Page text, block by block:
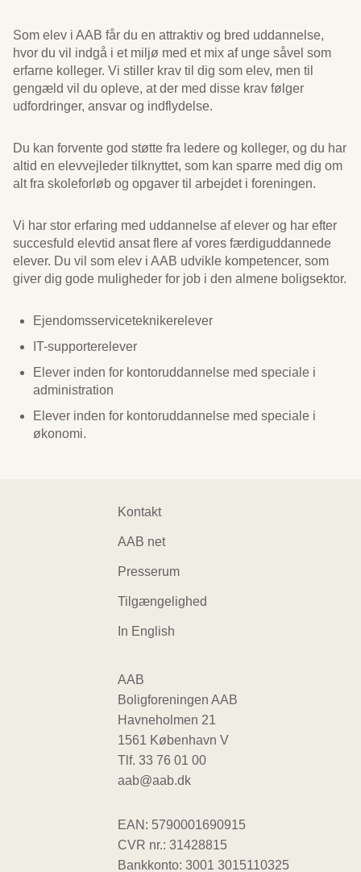
Som elev i AAB får du en attraktiv og bred uddannelse,
hvor du vil indgå i et miljø med et mix af unge såvel som
erfarne kolleger. Vi stiller krav til dig som elev, men til
gengæld vil du opleve, at der med disse krav følger
udfordringer, ansvar og indflydelse.
Du kan forvente god støtte fra ledere og kolleger, og du har
altid en elevvejleder tilknyttet, som kan sparre med dig om
alt fra skoleforløb og opgaver til arbejdet i foreningen.
Vi har stor erfaring med uddannelse af elever og har efter
succesfuld elevtid ansat flere af vores færdiguddannede
elever. Du vil som elev i AAB udvikle kompetencer, som
giver dig gode muligheder for job i den almene boligsektor.
Ejendomsserviceteknikerelever
IT-supporterelever
Elever inden for kontoruddannelse med speciale i
administration
Elever inden for kontoruddannelse med speciale i
økonomi.
Footer
navigation
Kontakt
AAB net
Presserum
Tilgængelighed
In English
AAB
Boligforeningen AAB
Havneholmen 21
1561 København V
Tlf. 33 76 01 00
aab@aab.dk
EAN: 5790001690915
CVR nr.: 31428815
Bankkonto: 3001 3015110325